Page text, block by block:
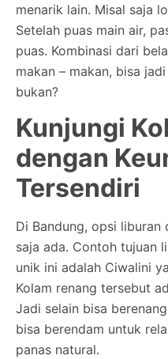
menarik lain. Misal saja
Setelah puas main air,
puas. Kombinasi dari
makan – makan, bisa
bukan?
Kunjungi
dengan
Tersendiri
Di Bandung, opsi
saja ada. Contoh tujuan
unik ini adalah Ciwalini
Kolam renang tersebut
Jadi selain bisa
bisa berendam untuk
panas natural.